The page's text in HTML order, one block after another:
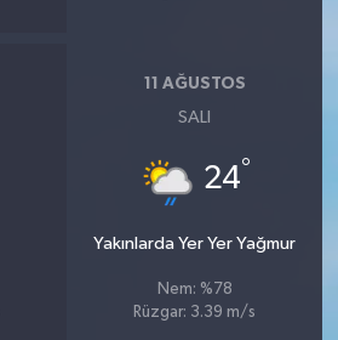
11 AĞUSTOS
SALI
24°
Yakınlarda Yer Yer Yağmur
Nem: %78
Rüzgar: 3.39 m/s